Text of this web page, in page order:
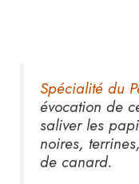
Spécialité du
évocation de
saliver les
noires,
de canard.